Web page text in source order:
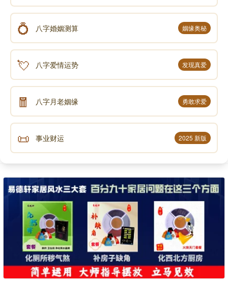
💍 八字婚姻测算 姻缘奥秘
💘 八字爱情运势 发现真爱
🧧 八字月老姻缘 勇敢求爱
📜 事业财运 2025 新版